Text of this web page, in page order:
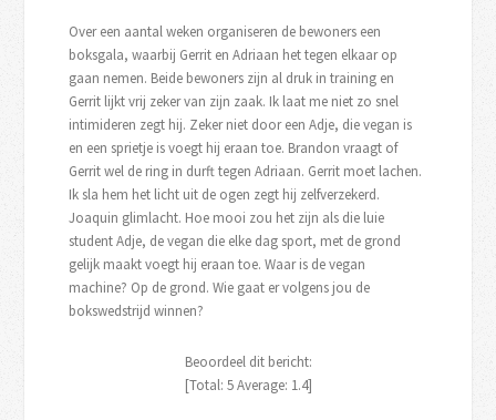
Over een aantal weken organiseren de bewoners een
boksgala, waarbij Gerrit en Adriaan het tegen elkaar op
gaan nemen. Beide bewoners zijn al druk in training en
Gerrit lijkt vrij zeker van zijn zaak. Ik laat me niet zo snel
intimideren zegt hij. Zeker niet door een Adje, die vegan is
en een sprietje is voegt hij eraan toe. Brandon vraagt of
Gerrit wel de ring in durft tegen Adriaan. Gerrit moet lachen.
Ik sla hem het licht uit de ogen zegt hij zelfverzekerd.
Joaquin glimlacht. Hoe mooi zou het zijn als die luie
student Adje, de vegan die elke dag sport, met de grond
gelijk maakt voegt hij eraan toe. Waar is de vegan
machine? Op de grond. Wie gaat er volgens jou de
bokswedstrijd winnen?
Beoordeel dit bericht:
[Total: 5Average: 1.4]